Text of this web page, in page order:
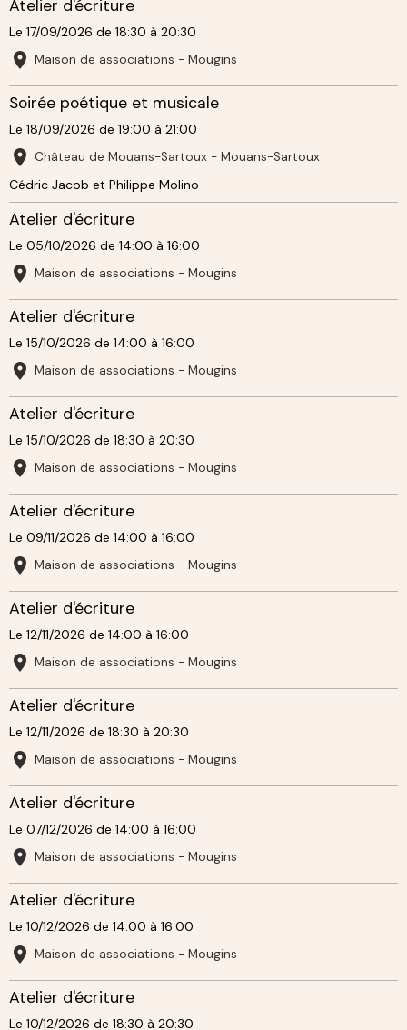
Atelier d'écriture
Le 17/09/2026 de 18:30 à 20:30
Maison de associations - Mougins
Soirée poétique et musicale
Le 18/09/2026 de 19:00 à 21:00
Château de Mouans-Sartoux - Mouans-Sartoux
Cédric Jacob et Philippe Molino
Atelier d'écriture
Le 05/10/2026 de 14:00 à 16:00
Maison de associations - Mougins
Atelier d'écriture
Le 15/10/2026 de 14:00 à 16:00
Maison de associations - Mougins
Atelier d'écriture
Le 15/10/2026 de 18:30 à 20:30
Maison de associations - Mougins
Atelier d'écriture
Le 09/11/2026 de 14:00 à 16:00
Maison de associations - Mougins
Atelier d'écriture
Le 12/11/2026 de 14:00 à 16:00
Maison de associations - Mougins
Atelier d'écriture
Le 12/11/2026 de 18:30 à 20:30
Maison de associations - Mougins
Atelier d'écriture
Le 07/12/2026 de 14:00 à 16:00
Maison de associations - Mougins
Atelier d'écriture
Le 10/12/2026 de 14:00 à 16:00
Maison de associations - Mougins
Atelier d'écriture
Le 10/12/2026 de 18:30 à 20:30